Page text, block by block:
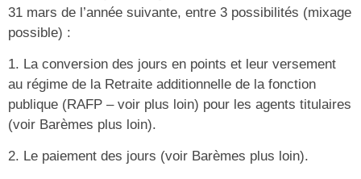
31 mars de l’année suivante, entre 3 possibilités (mixage
possible) :
1. La conversion des jours en points et leur versement
au régime de la Retraite additionnelle de la fonction
publique (RAFP – voir plus loin) pour les agents titulaires
(voir Barèmes plus loin).
2. Le paiement des jours (voir Barèmes plus loin).